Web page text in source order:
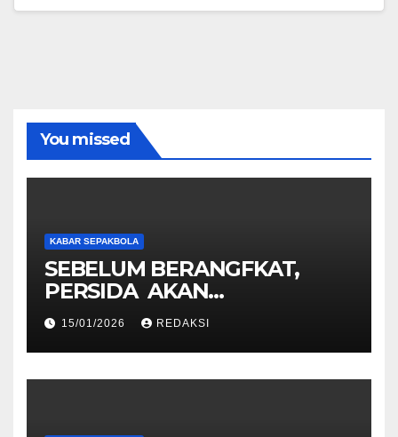
You missed
KABAR SEPAKBOLA
SEBELUM BERANGFKAT,
PERSIDA AKAN
BERPAMITAN KE BUPATI
SIDOARJO
15/01/2026 REDAKSI